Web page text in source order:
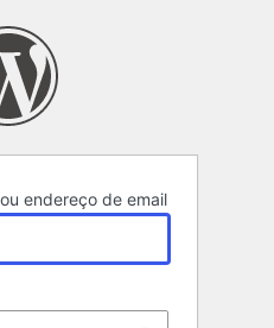
endereço de email